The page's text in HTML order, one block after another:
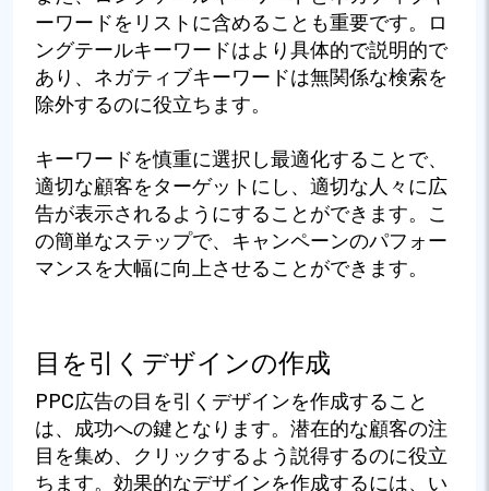
ーワードをリストに含めることも重要です。ロ
ングテールキーワードはより具体的で説明的で
あり、ネガティブキーワードは無関係な検索を
除外するのに役立ちます。
キーワードを慎重に選択し最適化することで、
適切な顧客をターゲットにし、適切な人々に広
告が表示されるようにすることができます。こ
の簡単なステップで、キャンペーンのパフォー
マンスを大幅に向上させることができます。
目を引くデザインの作成
PPC広告の目を引くデザインを作成すること
は、成功への鍵となります。潜在的な顧客の注
目を集め、クリックするよう説得するのに役立
ちます。効果的なデザインを作成するには、い